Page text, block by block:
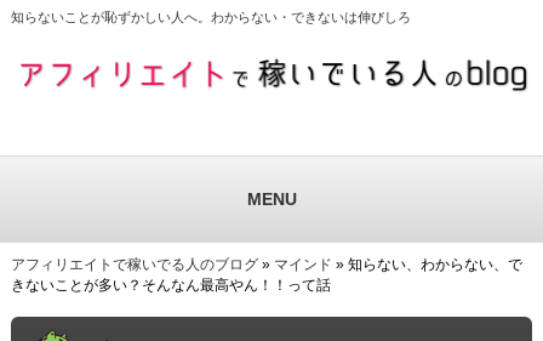
知らないことが恥ずかしい人へ。わからない・できないは伸びしろ
MENU
アフィリエイトで稼いでる人のブログ» マインド » 知らない、わからない、で
きないことが多い？そんなん最高やん！！って話